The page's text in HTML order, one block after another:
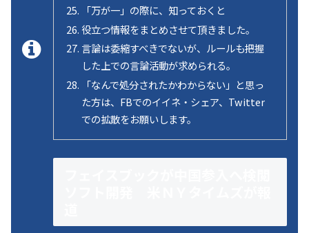
「万が一」の際に、知っておくと
役立つ情報をまとめさせて頂きました。
言論は委縮すべきでないが、ルールも把握
した上での言論活動が求められる。
「なんで処分されたかわからない」と思っ
た方は、FBでのイイネ・シェア、Twitter
での拡散をお願いします。